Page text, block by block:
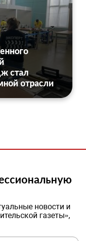
стал
отрасли
новости и
газеты»,